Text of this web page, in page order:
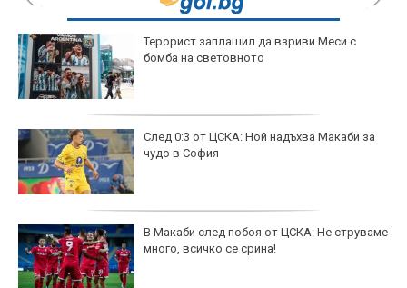
Терорист заплашил да взриви Меси с
бомба на световното
След 0:3 от ЦСКА: Ной надъхва Макаби за
чудо в София
В Макаби след побоя от ЦСКА: Не струваме
много, всичко се срина!